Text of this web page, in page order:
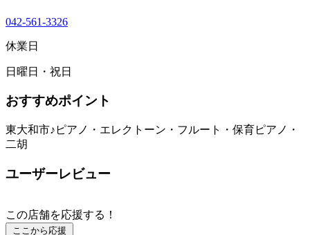
042-561-3326
休業日
日曜日・祝日
おすすめポイント
東大和市♪ピアノ・エレクトーン・フルート・保育ピアノ・
二胡
ユーザーレビュー
この店舗を応援する！
ここから応援